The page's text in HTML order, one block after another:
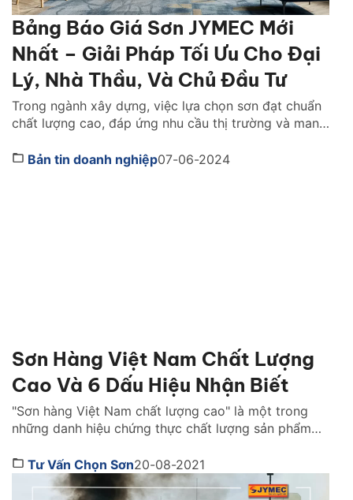
Bảng Báo Giá Sơn JYMEC Mới
Nhất – Giải Pháp Tối Ưu Cho Đại
Lý, Nhà Thầu, Và Chủ Đầu Tư
Trong ngành xây dựng, việc lựa chọn sơn đạt chuẩn
chất lượng cao, đáp ứng nhu cầu thị trường và mang
của đại lý phân phối, nhà thầu và chủ đầu tư. Công
Bản tin doanh nghiệp07-06-2024
Sơn Hàng Việt Nam Chất Lượng
Cao Và 6 Dấu Hiệu Nhận Biết
"Sơn hàng Việt Nam chất lượng cao" là một trong
những danh hiệu chứng thực chất lượng sản phẩm
sơn đó cần đáp ứng những tiêu chuẩn khắt khe và
có được sự tin tưởng mà người dùng dành cho trong
Tư Vấn Chọn Sơn20-08-2021